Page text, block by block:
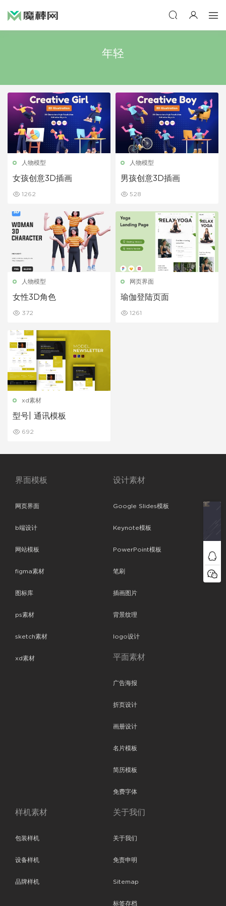
年轻
人物模型
女孩创意3D插画
1262
人物模型
男孩创意3D插画
528
人物模型
女性3D角色
372
网页界面
瑜伽登陆页面
1261
xd素材
型号| 通讯模板
692
界面模板
网页界面
b端设计
网站模板
figma素材
图标库
ps素材
sketch素材
xd素材
设计素材
Google Slides模板
Keynote模板
PowerPoint模板
笔刷
插画图片
背景纹理
logo设计
平面素材
广告海报
折页设计
画册设计
名片模板
简历模板
免费字体
样机素材
包装样机
设备样机
品牌样机
关于我们
关于我们
免责申明
Sitemap
标签存档